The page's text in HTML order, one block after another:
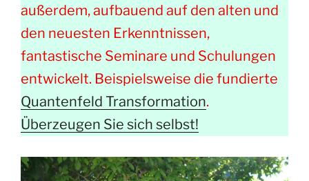
außerdem, aufbauend auf den alten und
den neuesten Erkenntnissen,
fantastische Seminare und Schulungen
entwickelt. Beispielsweise die fundierte
Quantenfeld Transformation.
Überzeugen Sie sich selbst!